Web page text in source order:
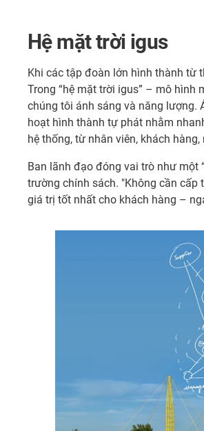
Hệ mặt trời igus
Khi các tập đoàn lớn hình thành từ
Trong “hệ mặt trời igus” – mô
chúng tôi ánh sáng và năng lượng.
hoạt hình thành tự phát nhằm
hệ thống, từ nhân viên, khách
Ban lãnh đạo đóng vai trò như một
trường chính sách. "Không cần cấp
giá trị tốt nhất cho khách hàng –